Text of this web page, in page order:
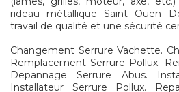
rideau métallique Saint Ouen
travail de qualité et une sécurité
Changement Serrure Vachette.
Remplacement Serrure Pollux.
Depannage Serrure Abus.
Installateur Serrure Pollux.